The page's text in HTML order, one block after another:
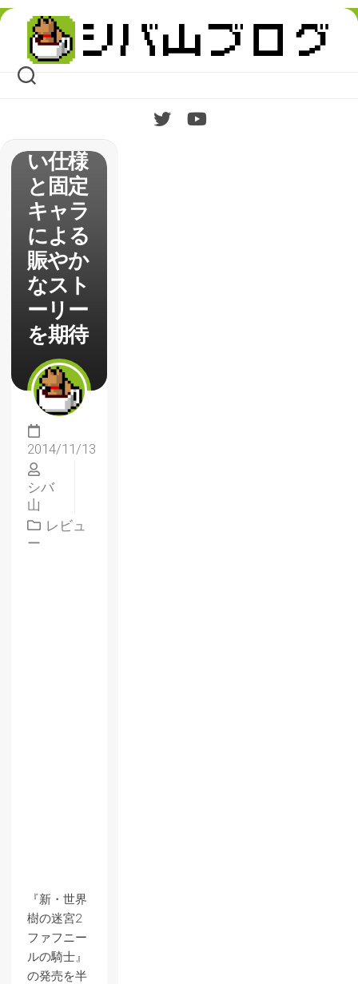
Skip
content
感想
「新
1」か
ら引き
びやす
い仕様
と固定
キャラ
による
賑やか
なスト
ーリー
を期待
2014/11/13
シバ
山
レビュ
ー
『新・世界
樹の迷宮2
ファフニー
ルの騎士』
の発売を半